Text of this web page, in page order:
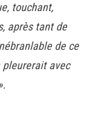
touchant,
après tant de
de ce
pleurerait avec